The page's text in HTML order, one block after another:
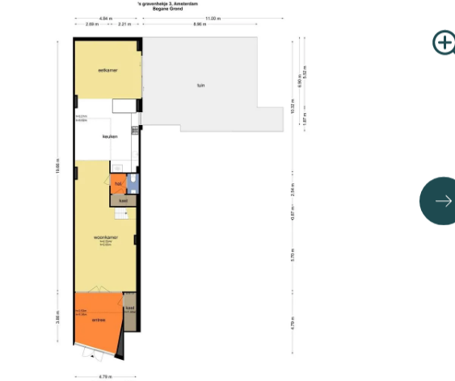
but also the new Oosterdokseiland. The
monumental building. The house was
layout with different heights and voids.
heart of the city. The street owes its name to a
to an approval in 1663, this wood site
that a timber buyer by the name of 'de
De Graaf's gate. In the 18th century this
vicinity you will find the Central Station,
the Waterlooplein with the Stopera,
The location is easily accessible by both
the A10 North ring road is just around
at street level you enter the house with a
the property is almost 24 meters and in the
the skylights. The open kitchen is located